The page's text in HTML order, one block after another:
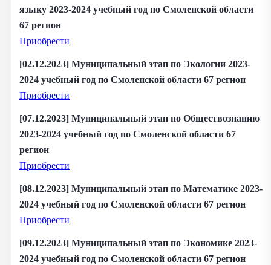
языку 2023-2024 учебный год по Смоленской области
67 регион
Приобрести
[02.12.2023] Муниципальный этап по Экологии 2023-
2024 учебный год по Смоленской области 67 регион
Приобрести
[07.12.2023] Муниципальный этап по Обществознанию
2023-2024 учебный год по Смоленской области 67
регион
Приобрести
[08.12.2023] Муниципальный этап по Математике 2023-
2024 учебный год по Смоленской области 67 регион
Приобрести
[09.12.2023] Муниципальный этап по Экономике 2023-
2024 учебный год по Смоленской области 67 регион